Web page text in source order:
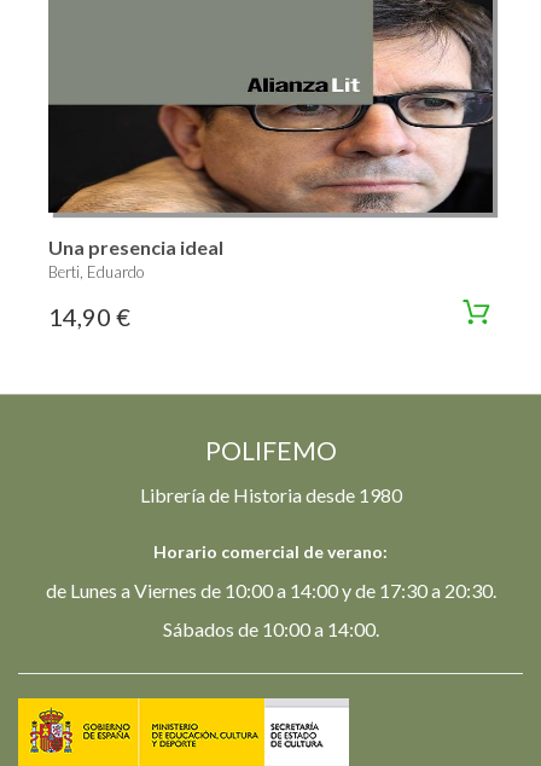
Una presencia ideal
Berti, Eduardo
14,90 €
POLIFEMO
Librería de Historia desde 1980
Horario comercial de verano:
de Lunes a Viernes de 10:00 a 14:00 y de 17:30 a 20:30.
Sábados de 10:00 a 14:00.